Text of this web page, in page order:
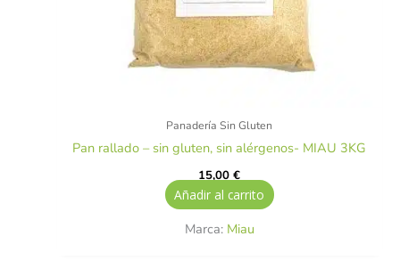
Panadería Sin Gluten
Pan rallado – sin gluten, sin alérgenos- MIAU 3KG
15,00€
Añadir al carrito
Marca: Miau